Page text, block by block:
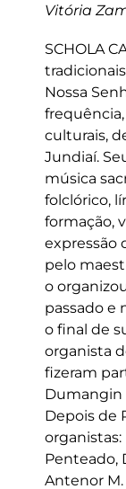
Vitória
SCHOLA
Nossa
culturais,
Jundiaí.
música
folclórico,
formação,
expressão
pelo
o
passado e
o final de
organista
fizeram
Dumangin
Depois de
organistas:
Penteado,
Antenor